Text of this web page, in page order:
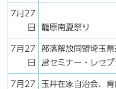
7月27
日
籠原南夏祭り
7月27
日
部落解放同盟埼玉
営セミナー・レセプ
7月27
玉井在家自治会、